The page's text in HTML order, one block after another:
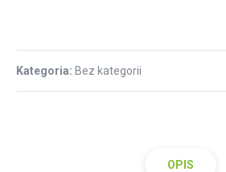
Kategoria: Bez kategorii
OPIS